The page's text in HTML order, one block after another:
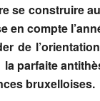
se construire
en compte
de
parfaite
bruxelloises.